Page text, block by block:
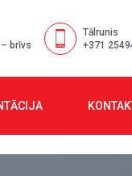
brīvs
Tālrunis
+371